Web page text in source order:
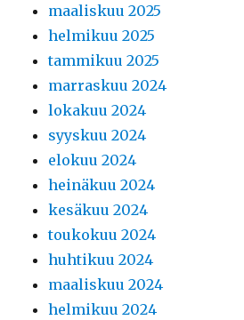
maaliskuu 2025
helmikuu 2025
tammikuu 2025
marraskuu 2024
lokakuu 2024
syyskuu 2024
elokuu 2024
heinäkuu 2024
kesäkuu 2024
toukokuu 2024
huhtikuu 2024
maaliskuu 2024
helmikuu 2024